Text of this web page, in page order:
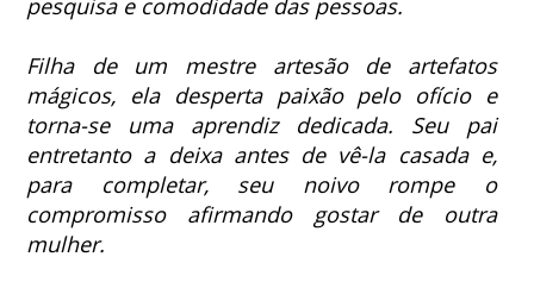
pesquisa e comodidade das pessoas.
Filha de um mestre artesão de artefatos
mágicos, ela desperta paixão pelo ofício e
torna-se uma aprendiz dedicada. Seu pai
entretanto a deixa antes de vê-la casada e,
para completar, seu noivo rompe o
compromisso afirmando gostar de outra
mulher.